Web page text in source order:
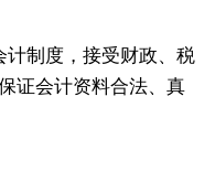
计制度，接受财政、税
证会计资料合法、真